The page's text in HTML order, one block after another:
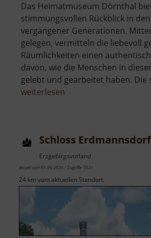
Das Heimatmuseum Dörnthal
stimmungsvollen Rückblick in
vergangener Generationen.
gelegen, vermitteln die liebevoll
Räumlichkeiten einen
davon, wie die Menschen in
gelebt und gearbeitet haben. Die
weiterlesen
Schloss Erdmannsdorf
Erzgebirgsvorland
aktuell vom 01.06.2024 / Zugriffe: 5521
24 km vom aktuellen Standort